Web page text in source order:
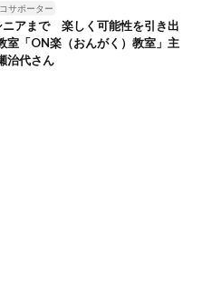
サポーター
ニアまで 楽しく可能性を引き出
室「ON楽（おんがく）教室」主
治代さん